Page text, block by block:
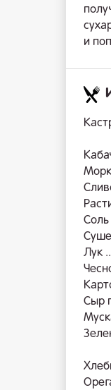
и
Соль
Лук
Сыр